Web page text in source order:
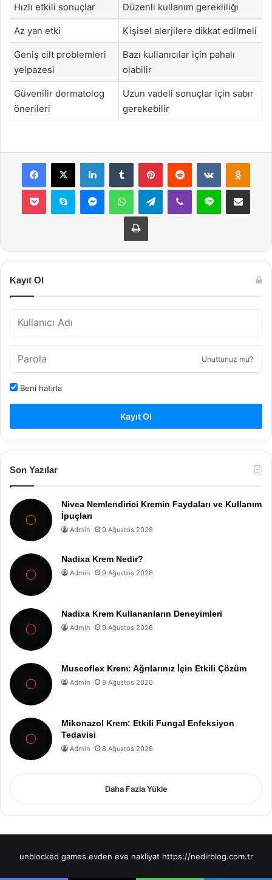
Hızlı etkili sonuçlar Düzenli kullanım gerekliliği
Az yan etki Kişisel alerjilere dikkat edilmeli
Geniş cilt problemleri
yelpazesi
Bazı kullanıcılar için pahalı
olabilir
Güvenilir dermatolog
önerileri
Uzun vadeli sonuçlar için sabır
gerekebilir
Facebook
X LinkedInTumblr PinterestReddit VKontakte
Pocket Skype MessengerWhatsAppTelegramViber Line E-Posta ile
Yazdır
Kayıt Ol
Unuttunuz mu?
Beni hatırla
Kayıt Ol
Son Yazılar
Nivea Nemlendirici Kremin Faydaları ve Kullanım
İpuçları
Admin 9 Ağustos 2026
Nadixa Krem Nedir?
Admin 9 Ağustos 2026
Nadixa Krem Kullananların Deneyimleri
Admin 9 Ağustos 2026
Muscoflex Krem: Ağrılarınız İçin Etkili Çözüm
Admin 8 Ağustos 2026
Mikonazol Krem: Etkili Fungal Enfeksiyon
Tedavisi
Admin 8 Ağustos 2026
Daha Fazla Yükle
unblocked games evden eve nakliyat https://nedirblog.com.tr